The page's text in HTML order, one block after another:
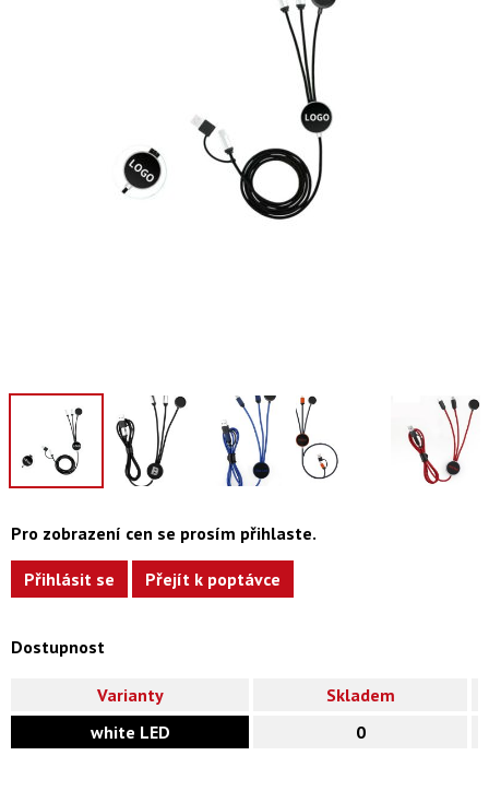
Pro zobrazení cen se prosím přihlaste.
Přihlásit se Přejít k poptávce
Dostupnost
Varianty
Skladem
white LED
0